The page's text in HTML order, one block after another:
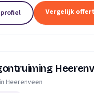
Vergelijk
Heerenveen